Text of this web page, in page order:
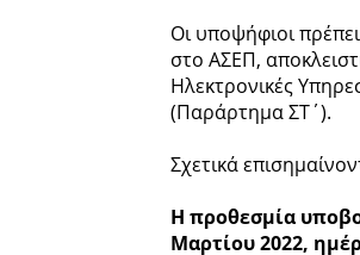
Οι υποψήφιοι
στο ΑΣΕΠ,
Ηλεκτρονικές
(Παράρτημα ΣΤ΄).
Σχετικά
Η προθεσμία
Μαρτίου 2022,